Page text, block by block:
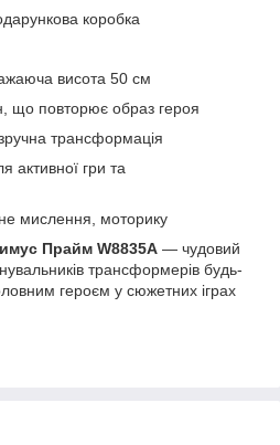
коробка
висота 50 см
що повторює образ героя
трансформація
активної гри та
мислення, моторику
Прайм W8835A — чудовий
трансформерів будь-
героєм у сюжетних іграх